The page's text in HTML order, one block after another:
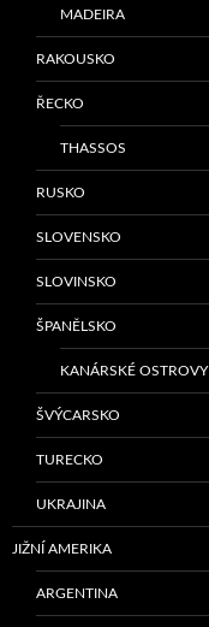
MADEIRA
RAKOUSKO
ŘECKO
THASSOS
RUSKO
SLOVENSKO
SLOVINSKO
ŠPANĚLSKO
KANÁRSKÉ OSTROVY
ŠVÝCARSKO
TURECKO
UKRAJINA
JIŽNÍ AMERIKA
ARGENTINA